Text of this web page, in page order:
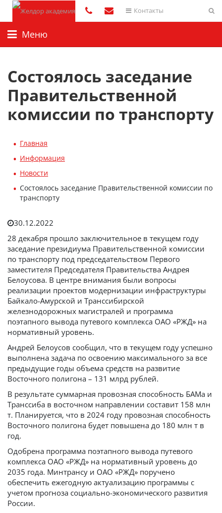
Контакты
Меню
Состоялось заседание
Правительственной
комиссии по транспорту
Главная
Информация
Новости
Состоялось заседание Правительственной комиссии по
транспорту
30.12.2022
28 декабря прошло заключительное в текущем году
заседание президиума Правительственной комиссии
по транспорту под председательством Первого
заместителя Председателя Правительства Андрея
Белоусова. В центре внимания были вопросы
реализации проектов модернизации инфраструктуры
Байкало-Амурской и Транссибирской
железнодорожных магистралей и программа
поэтапного вывода путевого комплекса ОАО «РЖД» на
нормативный уровень.
Андрей Белоусов сообщил, что в текущем году успешно
выполнена задача по освоению максимального за все
предыдущие годы объема средств на развитие
Восточного полигона – 131 млрд рублей.
В результате суммарная провозная способность БАМа и
Транссиба в восточном направлении составит 158 млн
т. Планируется, что в 2024 году провозная способность
Восточного полигона будет повышена до 180 млн т в
год.
Одобрена программа поэтапного вывода путевого
комплекса ОАО «РЖД» на нормативный уровень до
2035 года. Минтрансу и ОАО «РЖД» поручено
обеспечить ежегодную актуализацию программы с
учетом прогноза социально-экономического развития
России.